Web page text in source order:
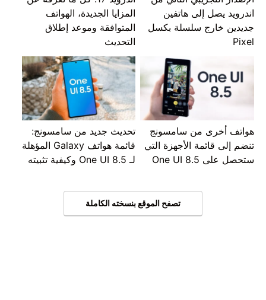
اندرويد يصل إلى هاتفين
جديدين خارج سلسلة بكسل
Pixel
المزايا الجديدة، الهواتف
المتوافقة وموعد إطلاق
التحديث
هواتف أخرى من سامسونج
تنضم إلى قائمة الأجهزة التي
ستحصل على One UI 8.5
تحديث جديد من سامسونج:
قائمة هواتف Galaxy المؤهلة
لـ One UI 8.5 وكيفية تثبيته
تصفح الموقع بنسخته الكاملة